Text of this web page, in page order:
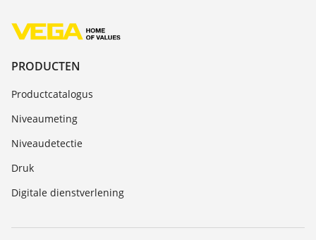
PRODUCTEN
Productcatalogus
Niveaumeting
Niveaudetectie
Druk
Digitale dienstverlening